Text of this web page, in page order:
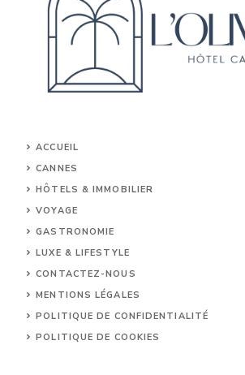
ACCUEIL
CANNES
HÔTELS & IMMOBILIER
VOYAGE
GASTRONOMIE
LUXE & LIFESTYLE
CONTACTEZ-NOUS
MENTIONS LÉGALES
POLITIQUE DE CONFIDENTIALITÉ
POLITIQUE DE COOKIES